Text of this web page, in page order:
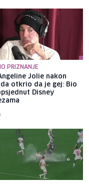
PRIZNANJE
Jolie nakon
otkrio da je gej: Bio
Disney